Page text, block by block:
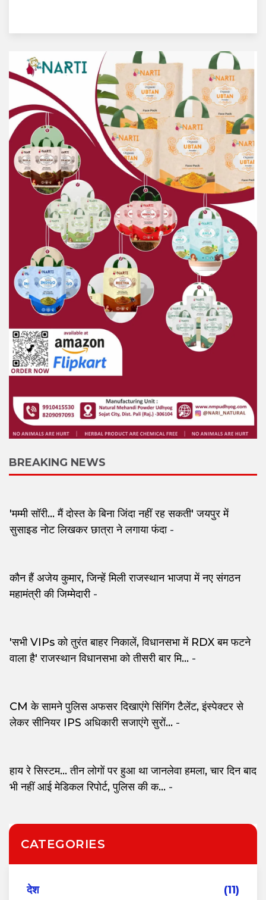
BREAKING NEWS
'मम्मी सॉरी... मैं दोस्त के बिना जिंदा नहीं रह सकती' जयपुर में
सुसाइड नोट लिखकर छात्रा ने लगाया फंदा-
कौन हैं अजेय कुमार, जिन्हें मिली राजस्थान भाजपा में नए संगठन
महामंत्री की जिम्मेदारी-
'सभी VIPs को तुरंत बाहर निकालें, विधानसभा में RDX बम फटने
वाला है' राजस्थान विधानसभा को तीसरी बार मि... -
CM के सामने पुलिस अफसर दिखाएंगे सिंगिंग टैलेंट, इंस्पेक्टर से
लेकर सीनियर IPS अधिकारी सजाएंगे सुरों... -
हाय रे सिस्टम... तीन लोगों पर हुआ था जानलेवा हमला, चार दिन बाद
भी नहीं आई मेडिकल रिपोर्ट, पुलिस की क... -
CATEGORIES
देश
(11)